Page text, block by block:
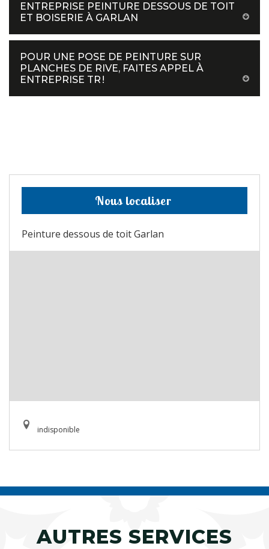
ENTREPRISE PEINTURE DESSOUS DE TOIT
ET BOISERIE À GARLAN
POUR UNE POSE DE PEINTURE SUR
PLANCHES DE RIVE, FAITES APPEL À
ENTREPRISE TR !
Nous localiser
Peinture dessous de toit Garlan
indisponible
AUTRES SERVICES